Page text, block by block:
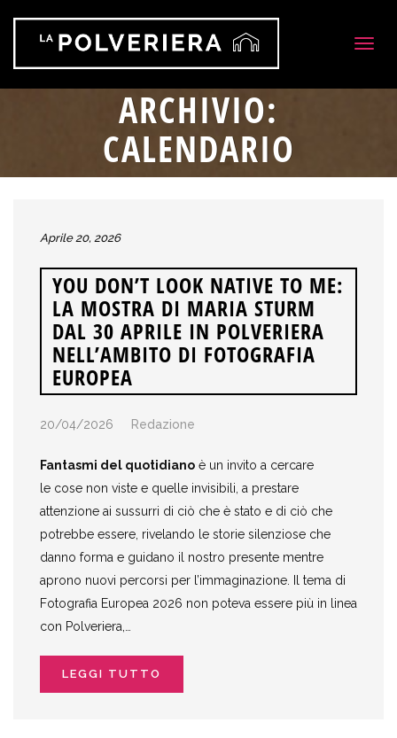
ARCHIVIO:
CALENDARIO
Aprile 20, 2026
YOU DON’T LOOK NATIVE TO ME:
LA MOSTRA DI MARIA STURM
DAL 30 APRILE IN POLVERIERA
NELL’AMBITO DI FOTOGRAFIA
EUROPEA
20/04/2026 Redazione
Fantasmi del quotidiano è un invito a cercare
le cose non viste e quelle invisibili, a prestare
attenzione ai sussurri di ciò che è stato e di ciò che
potrebbe essere, rivelando le storie silenziose che
danno forma e guidano il nostro presente mentre
aprono nuovi percorsi per l’immaginazione. Il tema di
Fotografia Europea 2026 non poteva essere più in linea
con Polveriera,…
LEGGI TUTTO